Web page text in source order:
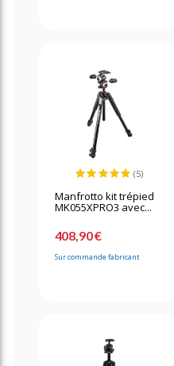
(5)
Manfrotto kit trépied
MK055XPRO3 avec...
408,90 €
Sur commande fabricant